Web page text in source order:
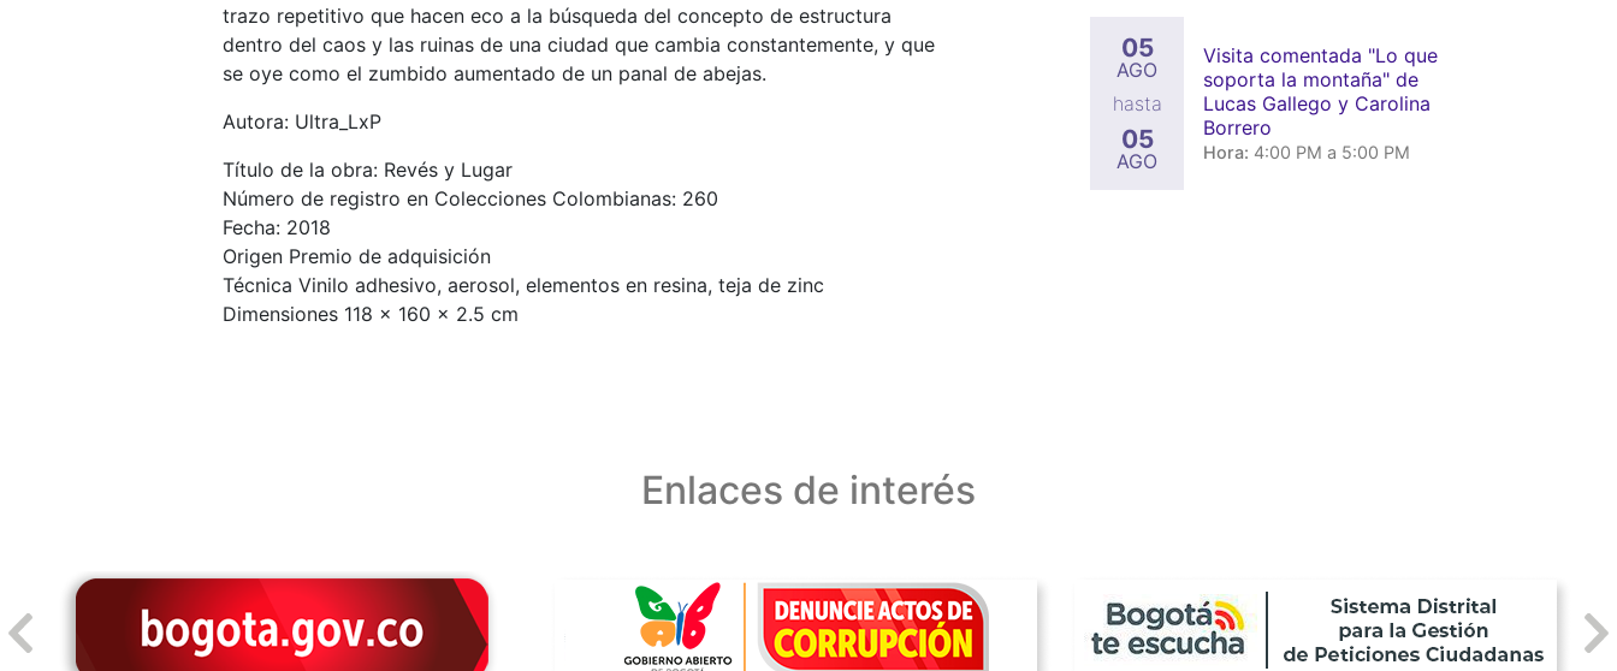
trazo repetitivo que hacen eco a la búsqueda del concepto de estructura
dentro del caos y las ruinas de una ciudad que cambia constantemente, y que
se oye como el zumbido aumentado de un panal de abejas.
Autora: Ultra_LxP
Título de la obra: Revés y Lugar
Número de registro en Colecciones Colombianas: 260
Fecha: 2018
Origen Premio de adquisición
Técnica Vinilo adhesivo, aerosol, elementos en resina, teja de zinc
Dimensiones 118 x 160 x 2.5 cm
05
AGO
hasta
05
AGO
Visita comentada "Lo que
soporta la montaña" de
Lucas Gallego y Carolina
Borrero
Hora: 4:00 PM a 5:00 PM
Enlaces de interés